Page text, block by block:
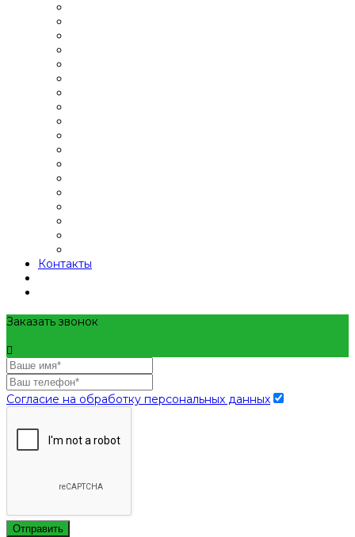
Контакты
Заказать звонок
Согласие на обработку персональных данных
Отправить